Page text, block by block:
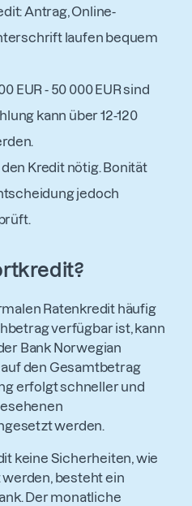
Antrag, Online-
laufen bequem
EUR - 50 000 EUR sind
kann über 12-120
Kredit nötig. Bonität
jedoch
Ratenkredit häufig
verfügbar ist, kann
Bank Norwegian
den Gesamtbetrag
erfolgt schneller und
werden.
keine Sicherheiten, wie
besteht ein
Der monatliche